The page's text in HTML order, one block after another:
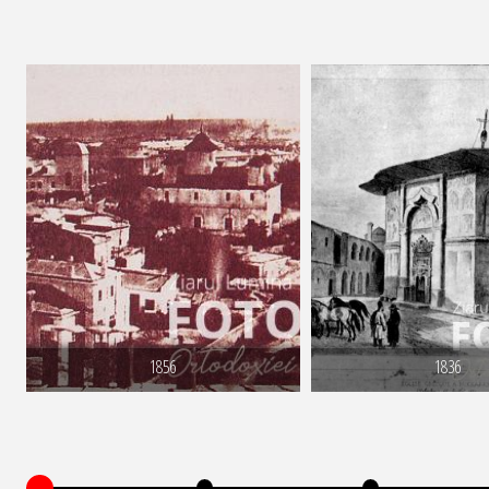
1856 1836